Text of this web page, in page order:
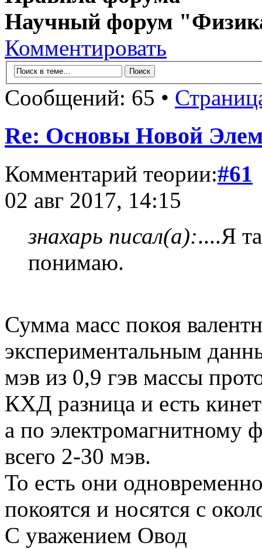
Научный форум
Комментировать
Сообщений: 65 •
Re: Основы Новой
Комментарий теории:#61
02 авг 2017, 14:15
знахарь писал(а):....Я
понимаю.
Сумма масс покоя
экспериментальным
мэв из 0,9 гэв массы
КХД разница и есть
а по электромагнитному
всего 2-30 мэв.
То есть они
покоятся и носятся с
С уважением Овод